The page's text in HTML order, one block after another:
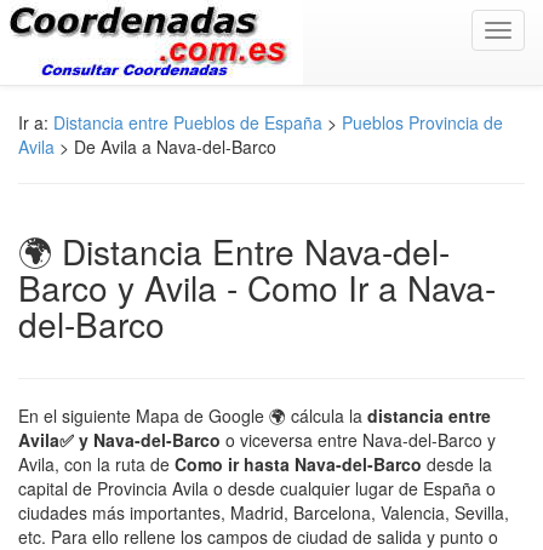
Ir a: Distancia entre Pueblos de España > Pueblos Provincia de
Avila > De Avila a Nava-del-Barco
🌍 Distancia Entre Nava-del-
Barco y Avila - Como Ir a Nava-
del-Barco
En el siguiente Mapa de Google 🌍 cálcula la distancia entre
Avila✅ y Nava-del-Barco o viceversa entre Nava-del-Barco y
Avila, con la ruta de Como ir hasta Nava-del-Barco desde la
capital de Provincia Avila o desde cualquier lugar de España o
ciudades más importantes, Madrid, Barcelona, Valencia, Sevilla,
etc. Para ello rellene los campos de ciudad de salida y punto o